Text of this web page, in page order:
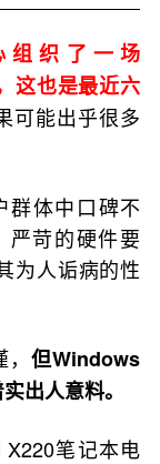
组织了一场
这也是最近六
可能出乎很多
群体中口碑不
严苛的硬件要
为人诟病的性
，但Windows
出人意料。
笔记本电